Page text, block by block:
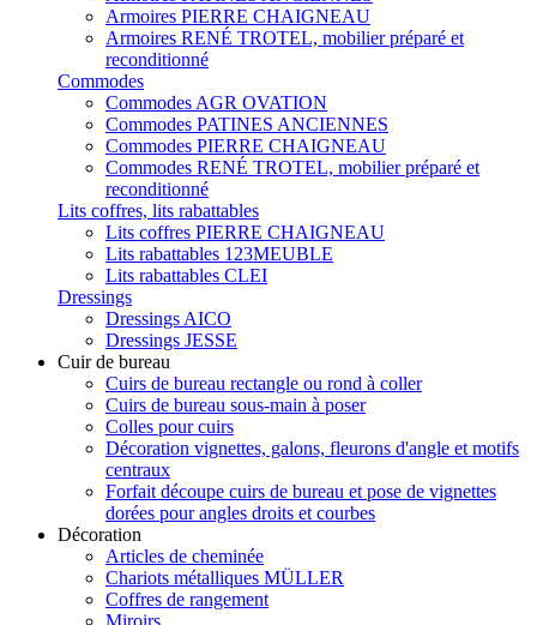
Armoires PIERRE CHAIGNEAU
Armoires RENÉ TROTEL, mobilier préparé et
reconditionné
Commodes
Commodes AGR OVATION
Commodes PATINES ANCIENNES
Commodes PIERRE CHAIGNEAU
Commodes RENÉ TROTEL, mobilier préparé et
reconditionné
Lits coffres, lits rabattables
Lits coffres PIERRE CHAIGNEAU
Lits rabattables 123MEUBLE
Lits rabattables CLEI
Dressings
Dressings AICO
Dressings JESSE
Cuir de bureau
Cuirs de bureau rectangle ou rond à coller
Cuirs de bureau sous-main à poser
Colles pour cuirs
Décoration vignettes, galons, fleurons d'angle et motifs
centraux
Forfait découpe cuirs de bureau et pose de vignettes
dorées pour angles droits et courbes
Décoration
Articles de cheminée
Chariots métalliques MÜLLER
Coffres de rangement
Miroirs